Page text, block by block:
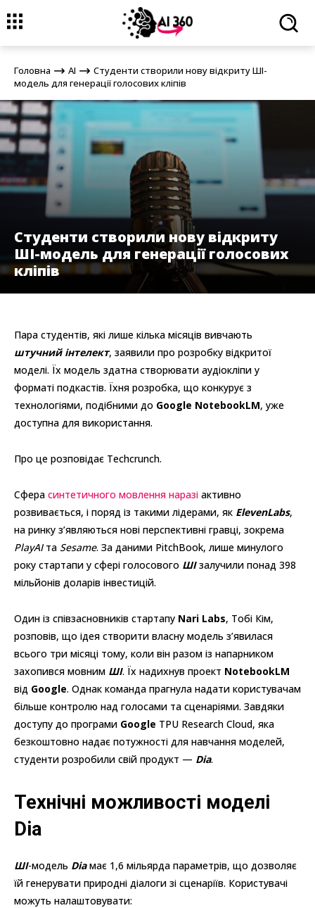
Головна
Студенти створили нову відкриту ШІ-модель для
генерації голосових кліпів
Головна AI
Студенти створили нову відкриту ШІ-
модель для генерації голосових кліпів
Студенти створили нову відкриту
ШІ-модель для генерації голосових
кліпів
Пара студентів, які лише кілька місяців вивчають
штучний інтелект, заявили про розробку відкритої
моделі. Їх модель здатна створювати аудіокліпи у
форматі подкастів. Їхня розробка, що конкурує з
технологіями, подібними до Google NotebookLM, уже
доступна для використання.
Про це розповідає Techcrunch.
Сфера синтетичного мовлення наразі активно
розвивається, і поряд із такими лідерами, як ElevenLabs,
на ринку з’являються нові перспективні гравці, зокрема
PlayAIта Sesame. За даними PitchBook, лише минулого
року стартапи у сфері голосового ШІзалучили понад 398
мільйонів доларів інвестицій.
Один із співзасновників стартапу Nari Labs, Тобі Кім,
розповів, що ідея створити власну модель з’явилася
всього три місяці тому, коли він разом із напарником
захопився мовним ШІ. Їх надихнув проект NotebookLM
від Google. Однак команда прагнула надати користувачам
більше контролю над голосами та сценаріями. Завдяки
доступу до програми Google TPU Research Cloud, яка
безкоштовно надає потужності для навчання моделей,
студенти розробили свій продукт — Dia.
Технічні можливості моделі
Dia
ШІ-модель Diaмає 1,6 мільярда параметрів, що дозволяє
їй генерувати природні діалоги зі сценаріїв. Користувачі
можуть налаштовувати: